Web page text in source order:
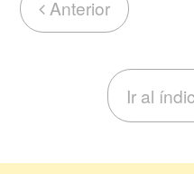
Anterior
Ir al